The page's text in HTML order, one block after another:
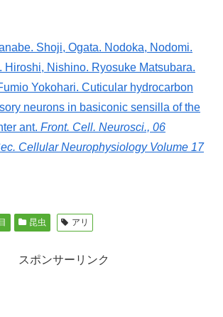
Shoji, Ogata. Nodoka, Nodomi.
Hiroshi, Nishino. Ryosuke Matsubara.
Yokohari. Cuticular hydrocarbon
neurons in basiconic sensilla of the
ant. Front. Cell. Neurosci., 06
Cellular Neurophysiology Volume 17
昆虫 アリ
スポンサーリンク